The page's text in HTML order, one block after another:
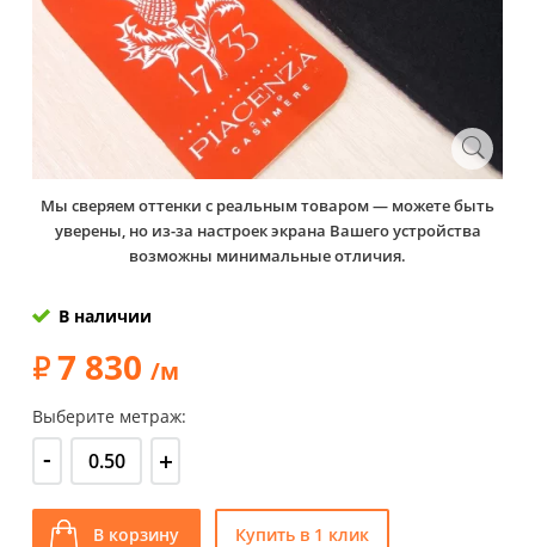
Мы сверяем оттенки с реальным товаром — можете быть
уверены, но из-за настроек экрана Вашего устройства
возможны минимальные отличия.
В наличии
7 830 /м
Выберите метраж:
- +
В корзину Купить в 1 клик